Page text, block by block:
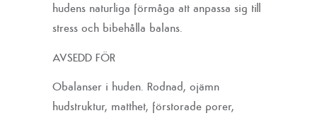
hudens naturliga förmåga att anpassa sig till
stress och bibehålla balans.
AVSEDD FÖR
Obalanser i huden. Rodnad, ojämn
hudstruktur, matthet, förstorade porer,